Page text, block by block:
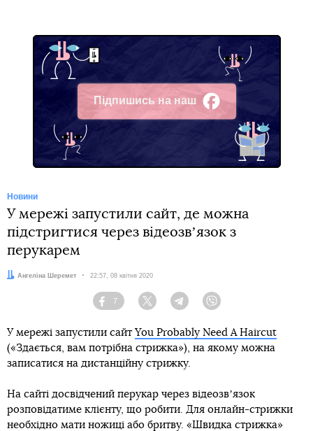
Підпишись на наш
Facebook
Новини
У мережі запустили сайт, де можна
підстригтися через відеозвʼязок з
перукарем
Автор:
Ангеліна Шеремет Дата:
22:57, 08 квітня 2020
Facebook
7
Twitter TelegramViber
У мережі запустили сайт You Probably Need A Haircut
(«Здається, вам потрібна стрижка»), на якому можна
записатися на дистанційну стрижку.
На сайті досвідчений перукар через відеозвʼязок
розповідатиме клієнту, що робити. Для онлайн-стрижки
необхідно мати ножиці або бритву. «Швидка стрижка»